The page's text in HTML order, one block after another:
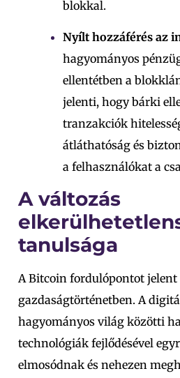
blokkal.
Nyílt hozzáférés az
hagyományos
ellentétben a
jelenti, hogy bárki
tranzakciók
átláthatóság és
a felhasználókat a
A változás
tanulsága
A Bitcoin fordulópontot jelent
gazdaságtörténetben. A
hagyományos világ közötti
technológiák fejlődésével
elmosódnak és nehezen